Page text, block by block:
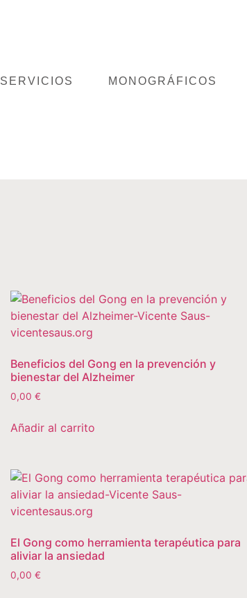
SERVICIOS MONOGRÁFICOS
Beneficios del Gong en la prevención y
bienestar del Alzheimer
0,00 €
Añadir al carrito
El Gong como herramienta terapéutica para
aliviar la ansiedad
0,00 €